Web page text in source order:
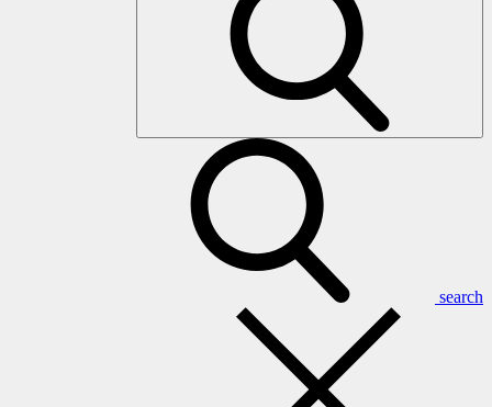
search